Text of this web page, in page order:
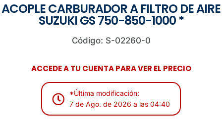
ACOPLE CARBURADOR A FILTRO DE AIRE
SUZUKI GS 750-850-1000 *
Código: S-02260-0
ACCEDE A TU CUENTA PARA VER EL PRECIO
*Última modificación:
7 de Ago. de 2026 a las 04:40